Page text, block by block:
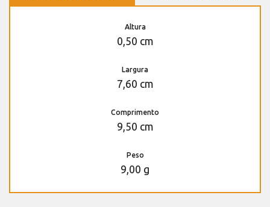
Altura
0,50 cm
Largura
7,60 cm
Comprimento
9,50 cm
Peso
9,00 g